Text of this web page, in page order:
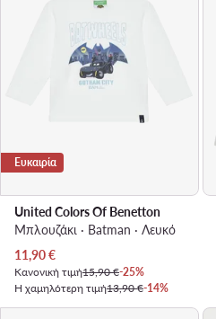
Ευκαιρία
United Colors Of Benetton
Μπλουζάκι · Batman · Λευκό
Τρέχουσα τιμή
11,90€
Κανονική τιμή15,90 €-25%
Η χαμηλότερη τιμή13,90 €-14%